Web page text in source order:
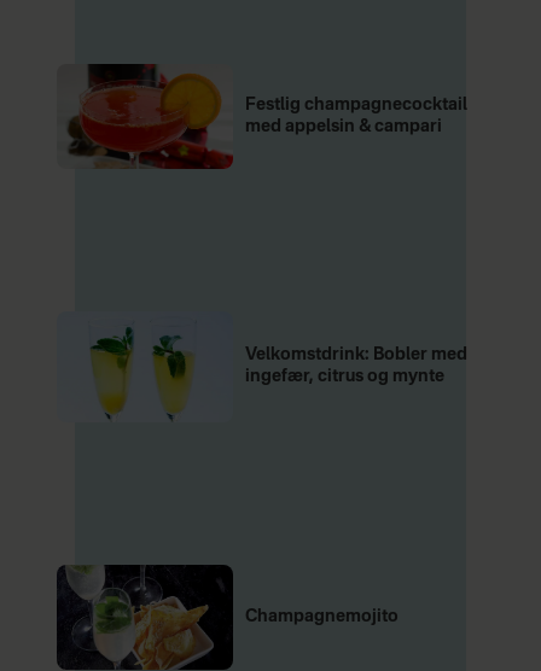
Festlig champagnecocktail
med appelsin & campari
Velkomstdrink: Bobler med
ingefær, citrus og mynte
Champagnemojito